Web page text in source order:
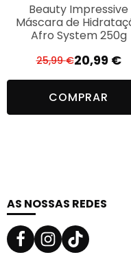
Beauty Impressive
Máscara de
Afro System 250g
25,99€ O
preço
original
era:
20,99 €
O
preço
atual
é:
COMPRAR
AS NOSSAS REDES